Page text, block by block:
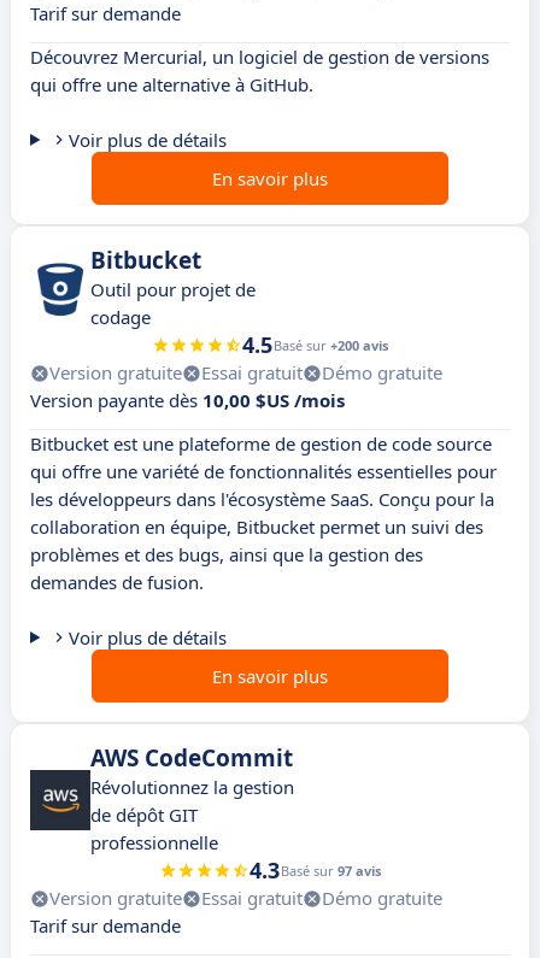
Tarif sur demande
Découvrez Mercurial, un logiciel de gestion de versions
qui offre une alternative à GitHub.
Voir plus de détails
En savoir plus
Bitbucket
Outil pour projet de
codage
4.5Basé sur +200 avis
Version gratuite Essai gratuit
Démo gratuite
Version payante dès 10,00 $US /mois
Bitbucket est une plateforme de gestion de code source
qui offre une variété de fonctionnalités essentielles pour
les développeurs dans l'écosystème SaaS. Conçu pour la
collaboration en équipe, Bitbucket permet un suivi des
problèmes et des bugs, ainsi que la gestion des
demandes de fusion.
Voir plus de détails
En savoir plus
AWS CodeCommit
Révolutionnez la gestion
de dépôt GIT
professionnelle
4.3Basé sur 97 avis
Version gratuite Essai gratuit
Démo gratuite
Tarif sur demande